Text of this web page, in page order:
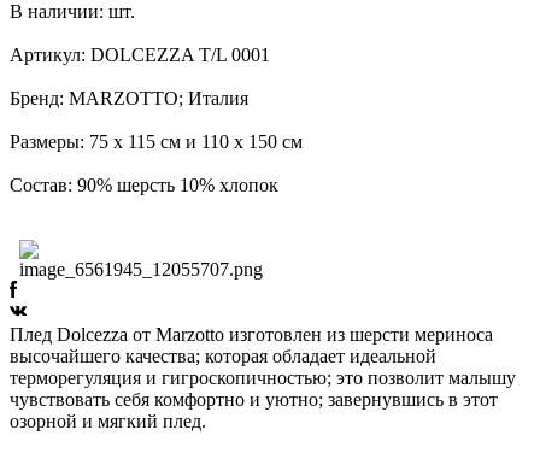
В наличии: шт.
Артикул: DOLCEZZA T/L 0001
Бренд: MARZOTTO; Италия
Размеры: 75 х 115 см и 110 х 150 см
Состав: 90% шерсть 10% хлопок
Плед Dolcezza от Marzotto изготовлен из шерсти мериноса
высочайшего качества; которая обладает идеальной
терморегуляция и гигроскопичностью; это позволит малышу
чувствовать себя комфортно и уютно; завернувшись в этот
озорной и мягкий плед.